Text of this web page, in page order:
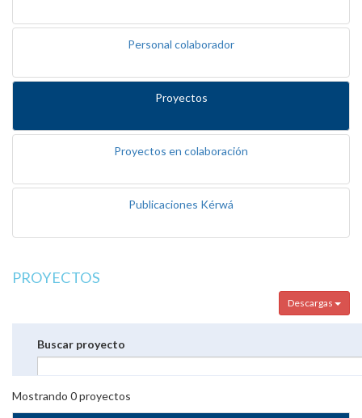
Personal colaborador
Proyectos
Proyectos en colaboración
Publicaciones Kérwá
PROYECTOS
Descargas
Buscar proyecto
Mostrando 0proyectos